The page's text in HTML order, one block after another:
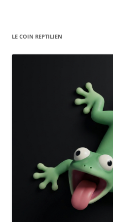
LE COIN REPTILIEN